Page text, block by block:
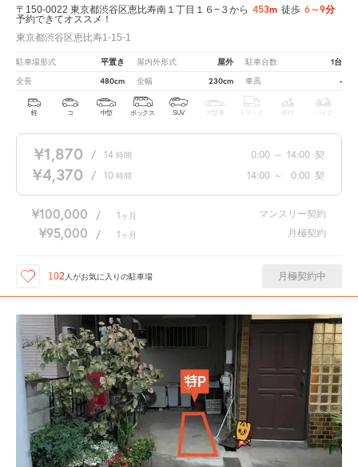
〒150-0022 東京都渋谷区恵比寿南１丁目１６−３から 453m 徒歩 6～9分
予約できてオススメ！
東京都渋谷区恵比寿1-15-1
駐車場形式 平置き 屋内外形式 屋外 駐車台数 1台
全長 480cm 全幅 230cm 車高 -
軽 コ 中型 ボックス SUV 大型車 トラック 原付 バイク
¥1,870 / 14 時間 0:00 ～ 14:00 契
¥4,370 / 10 時間 14:00 ～ 0:00 契
¥100,000 / 1 ヶ月 マンスリー契約
¥95,000 / 1 ヶ月 月極契約
102 人がお気に入りの駐車場 月極契約中